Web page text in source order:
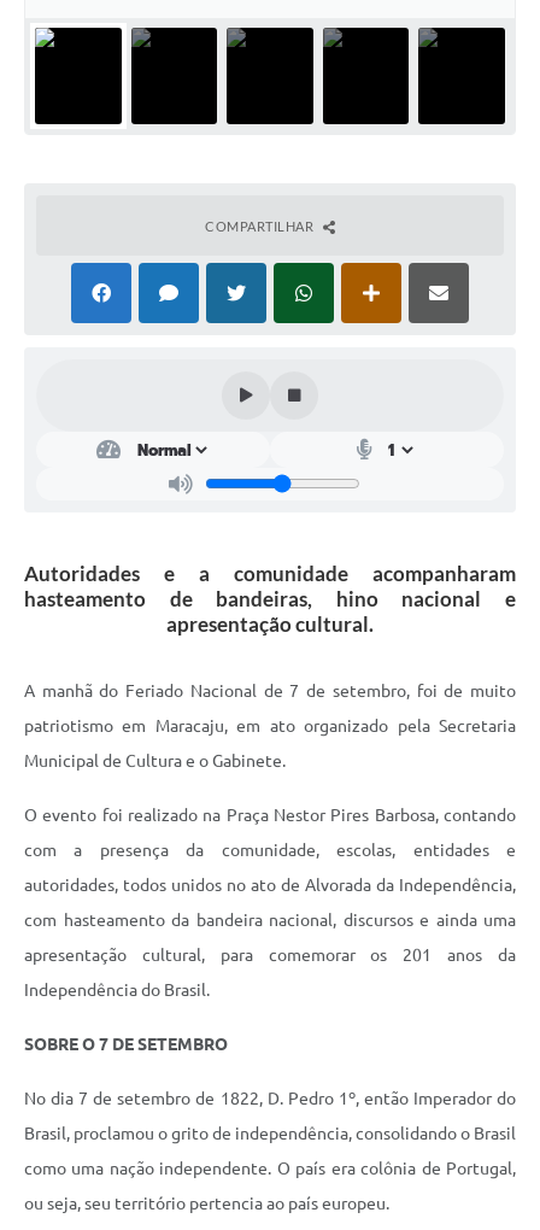
COMPARTILHAR
Autoridades e a comunidade acompanharam
hasteamento de bandeiras, hino nacional e
apresentação cultural.
A manhã do Feriado Nacional de 7 de setembro, foi de muito
patriotismo em Maracaju, em ato organizado pela Secretaria
Municipal de Cultura e o Gabinete.
O evento foi realizado na Praça Nestor Pires Barbosa, contando
com a presença da comunidade, escolas, entidades e
autoridades, todos unidos no ato de Alvorada da Independência,
com hasteamento da bandeira nacional, discursos e ainda uma
apresentação cultural, para comemorar os 201 anos da
Independência do Brasil.
SOBRE O 7 DE SETEMBRO
No dia 7 de setembro de 1822, D. Pedro 1º, então Imperador do
Brasil, proclamou o grito de independência, consolidando o Brasil
como uma nação independente. O país era colônia de Portugal,
ou seja, seu território pertencia ao país europeu.